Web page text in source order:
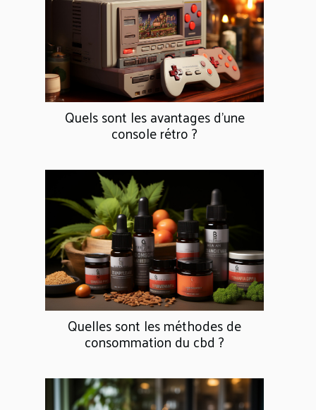
Quels sont les avantages d’une
console rétro ?
Quelles sont les méthodes de
consommation du cbd ?